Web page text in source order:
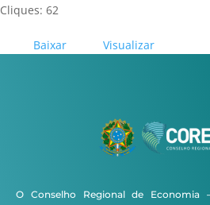
Cliques: 62
Baixar Visualizar
O Conselho Regional de Economia